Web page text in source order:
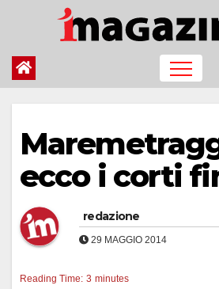
contenuto
ecco i corti
redazione
29 MAGGIO 2014
Reading Time: 3 minutes